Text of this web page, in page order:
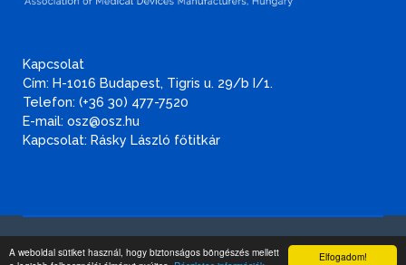
Elfogadom!
A weboldal sütiket használ, hogy biztonságos böngészés mellett
Kapcsolat
Cím: H-1016 Budapest, Tigris u. 29/b I/1.
Telefon: (+36 30) 477-7520
E-mail: osz@osz.hu
Kapcsolat: Rásky László főtitkár
Adatvédelmi és adatbiztonsági szabályzat.